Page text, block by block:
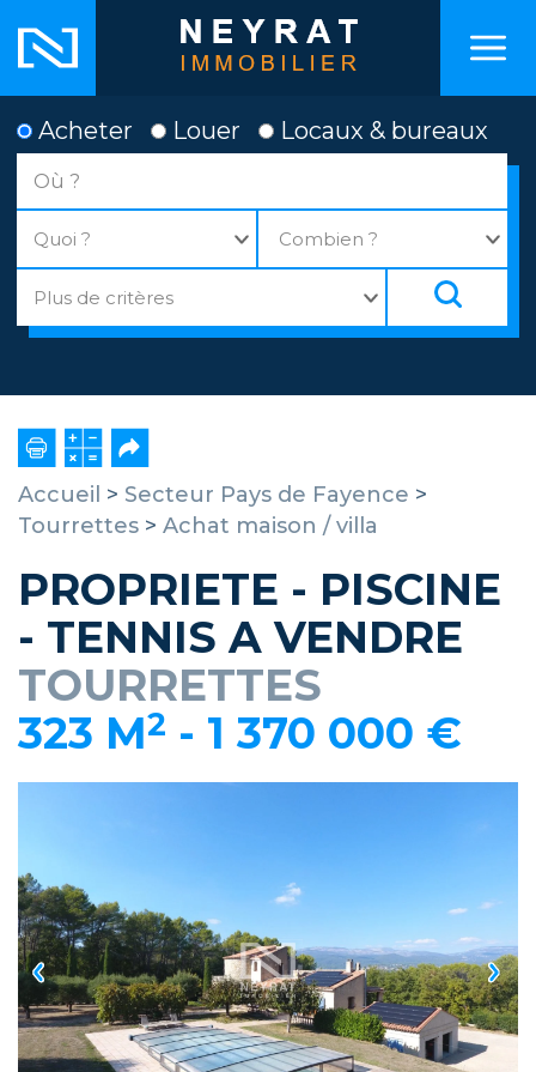
Acheter Louer Locaux & bureaux
Accueil > Secteur Pays de Fayence >
Tourrettes > Achat maison / villa
PROPRIETE - PISCINE
- TENNIS A VENDRE
TOURRETTES
323 M2 - 1 370 000 €